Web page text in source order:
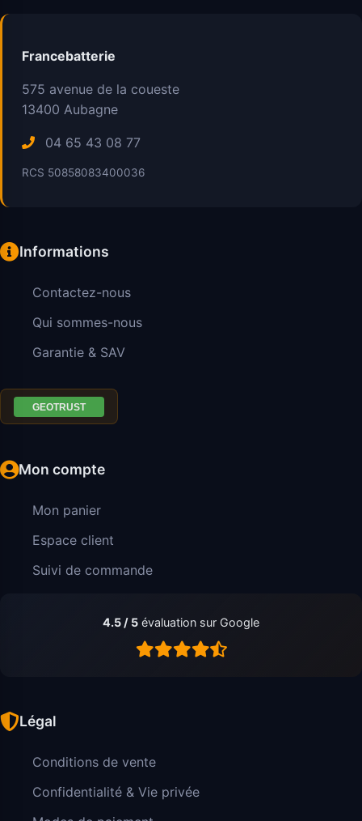
Francebatterie
575 avenue de la coueste
13400 Aubagne
04 65 43 08 77
RCS 50858083400036
Informations
Contactez-nous
Qui sommes-nous
Garantie & SAV
Mon compte
Mon panier
Espace client
Suivi de commande
4.5 / 5 évaluation sur Google
Légal
Conditions de vente
Confidentialité & Vie privée